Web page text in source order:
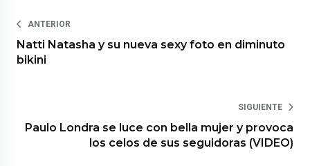
ANTERIOR
Natti Natasha y su nueva sexy foto en diminuto
bikini
SIGUIENTE
Paulo Londra se luce con bella mujer y provoca
los celos de sus seguidoras (VIDEO)